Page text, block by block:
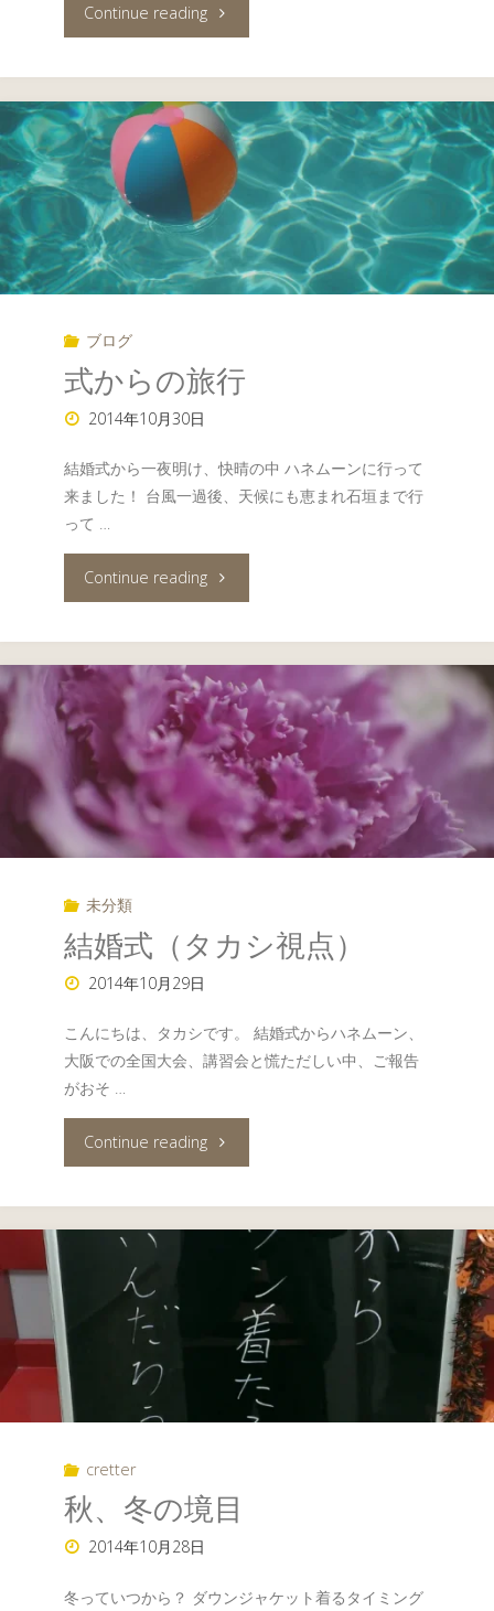
Continue reading"全
大
会
応
援
ツ
ー"
ブログ
式からの旅行
2014年10月30日
結婚式から一夜明け、快晴の中 ハネムーンに行って
来ました！ 台風一過後、天候にも恵まれ石垣まで行
って …
Continue reading"式
ら
の
旅
未分類
結婚式（タカシ視点）
2014年10月29日
こんにちは、タカシです。 結婚式からハネムーン、
大阪での全国大会、講習会と慌ただしい中、ご報告
がおそ …
Continue reading"結
式
視
cretter
秋、冬の境目
2014年10月28日
冬っていつから？ ダウンジャケット着るタイミング